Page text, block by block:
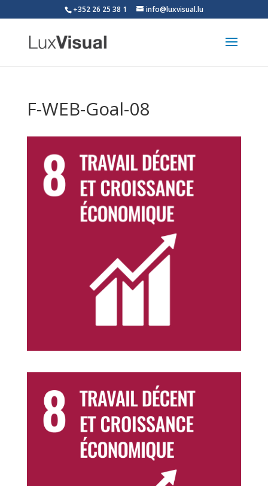
+352 26 25 38 1 info@luxvisual.lu
F-WEB-Goal-08